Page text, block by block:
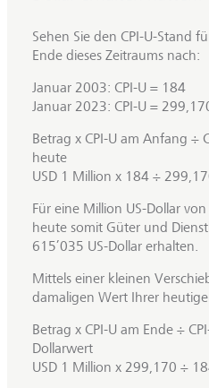
Sehen Sie den CPI-U-Stand
Ende dieses Zeitraums nach:
Januar 2003: CPI-U = 184
Januar 2023: CPI-U =
Betrag x CPI-U am Anfang ÷
heute
USD 1 Million x 184 ÷
Für eine Million US-Dollar
heute somit Güter und
615’035 US-Dollar erhalten.
Mittels einer kleinen
damaligen Wert Ihrer
Betrag x CPI-U am Ende ÷
Dollarwert
USD 1 Million x 299,170 ÷